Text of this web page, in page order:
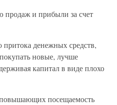
продаж и прибыли за счет
притока денежных средств,
новые, лучше
капитал в виде плохо
посещаемость